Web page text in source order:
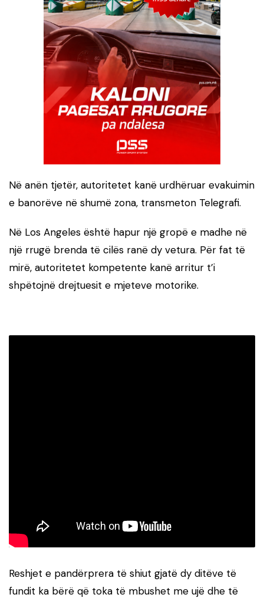
Në anën tjetër, autoritetet kanë urdhëruar evakuimin
e banorëve në shumë zona, transmeton Telegrafi.
Në Los Angeles është hapur një gropë e madhe në
një rrugë brenda të cilës ranë dy vetura. Për fat të
mirë, autoritetet kompetente kanë arritur t’i
shpëtojnë drejtuesit e mjeteve motorike.
Reshjet e pandërprera të shiut gjatë dy ditëve të
fundit ka bërë që toka të mbushet me ujë dhe të